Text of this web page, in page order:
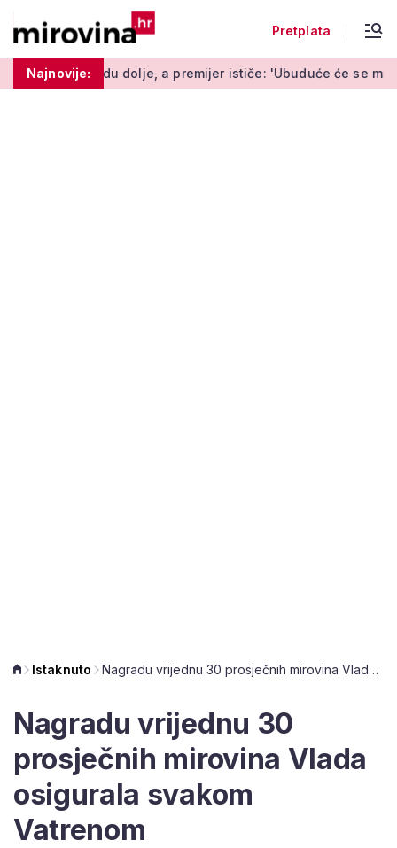
Pretplata
Najnovije:
dolje, a premijer ističe: 'Ubuduće će se mijenjati svaki
Istaknuto Nagradu vrijednu 30 prosječnih mirovina Vlada osigurala svakom Vatrenom
Nagradu vrijednu 30
prosječnih mirovina Vlada
osigurala svakom
Vatrenom